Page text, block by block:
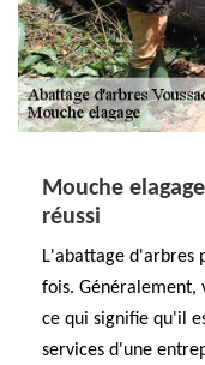
Mouche
réussi
L'abattage d'arbres
fois. Généralement,
ce qui signifie qu'il
services d'une